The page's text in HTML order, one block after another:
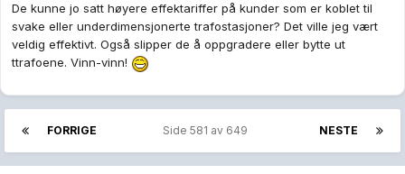
De kunne jo satt høyere effektariffer på kunder som er koblet til
svake eller underdimensjonerte trafostasjoner? Det ville jeg vært
veldig effektivt. Også slipper de å oppgradere eller bytte ut
ttrafoene. Vinn-vinn!
FORRIGE NESTE
Side 581 av 649